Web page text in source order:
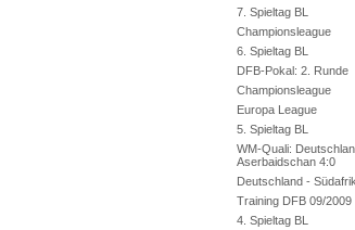
7. Spieltag BL
Championsleague
6. Spieltag BL
DFB-Pokal: 2. Runde
Championsleague
Europa League
5. Spieltag BL
WM-Quali:
Aserbaidschan 4:0
Deutschland -
Training DFB 09/2009
4. Spieltag BL